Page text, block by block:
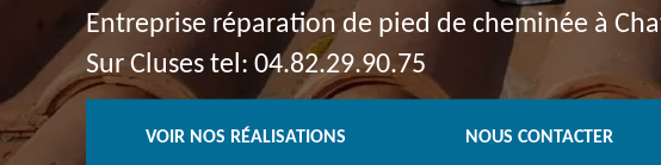
Entreprise réparation de pied de cheminée à
Sur Cluses tel: 04.82.29.90.75
VOIR NOS RÉALISATIONS NOUS CONTACTER